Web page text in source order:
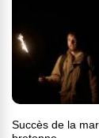
Succès de la